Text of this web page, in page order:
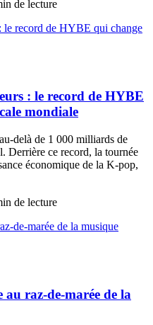
de lecture
: le record de HYBE
mondiale
delà de 1 000 milliards de
Derrière ce record, la tournée
économique de la K-pop,
de lecture
au raz-de-marée de la